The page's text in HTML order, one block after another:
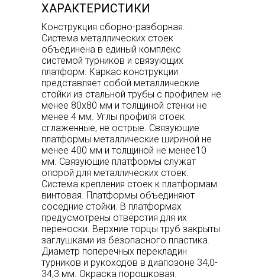
ХАРАКТЕРИСТИКИ
Конструкция сборно-разборная.
Система металлических стоек
объединена в единый комплекс
системой турников и связующих
платформ. Каркас конструкции
представляет собой металлические
стойки из стальной трубы с профилем не
менее 80х80 мм и толщиной стенки не
менее 4 мм. Углы профиля стоек
сглаженные, не острые. Связующие
платформы металлические шириной не
менее 400 мм и толщиной не менее10
мм. Связующие платформы служат
опорой для металлических стоек.
Система крепления стоек к платформам
винтовая. Платформы объединяют
соседние стойки. В платформах
предусмотрены отверстия для их
переноски. Верхние торцы труб закрыты
заглушками из безопасного пластика.
Диаметр поперечных перекладин
турников и рукоходов в диапозоне 34,0-
34,3 мм. Окраска порошковая.